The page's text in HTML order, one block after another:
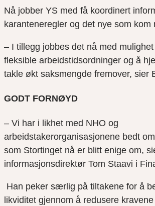
Nå jobber YS med få koordinert
karanteneregler og det nye som kom
– I tillegg jobbes det nå med
fleksible arbeidstidsordninger og å
takle økt saksmengde fremover, sier
GODT FORNØYD
– Vi har i likhet med NHO og
arbeidstakerorganisasjonene bedt
som Stortinget nå er blitt enige om,
informasjonsdirektør Tom Staavi i
Han peker særlig på tiltakene for å
likviditet gjennom å redusere kravene